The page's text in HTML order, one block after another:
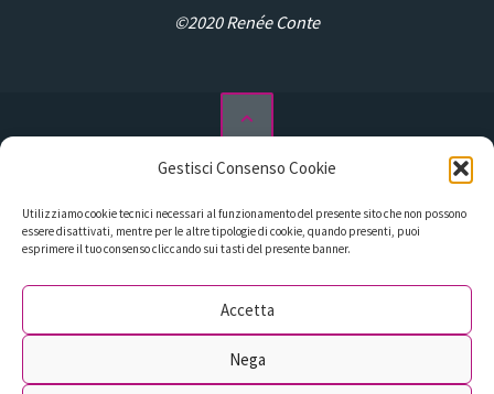
Gestisci Consenso Cookie
Utilizziamo cookie tecnici necessari al funzionamento del presente sito che non possono
essere disattivati, mentre per le altre tipologie di cookie, quando presenti, puoi
esprimere il tuo consenso cliccando sui tasti del presente banner.
Accetta
Nega
©2020 Renée Conte
Privacy Policy
Cookie Policy (UE)
Libri
Podcast
Assistenza al Self Publishing
Contatti